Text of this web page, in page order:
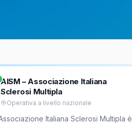
AISM – Associazione Italiana
Sclerosi Multipla
Operativa a livello nazionale
Italiana Sclerosi Multipla è